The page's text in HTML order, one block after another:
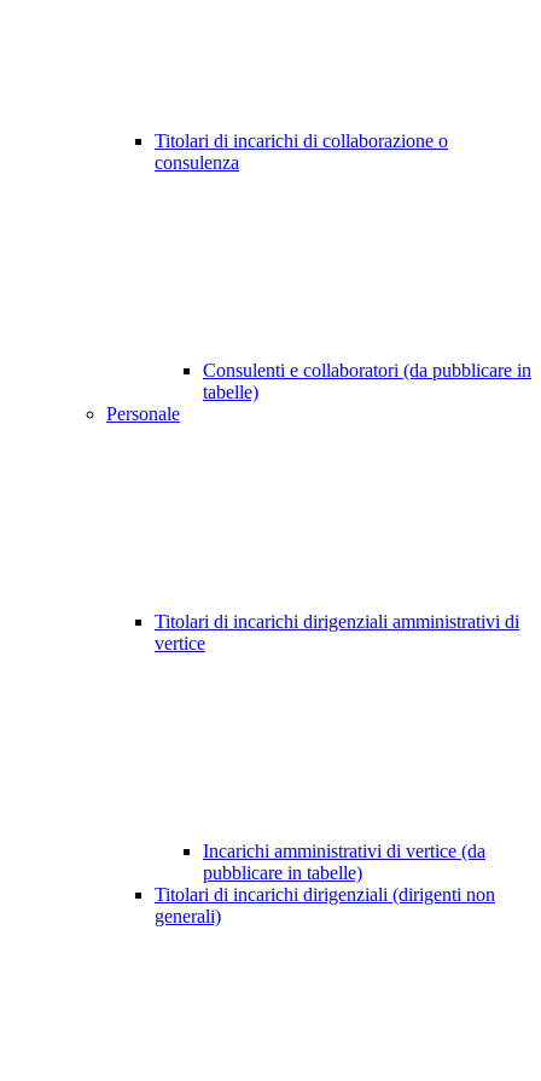
Titolari di incarichi di collaborazione o
consulenza
Consulenti e collaboratori (da pubblicare in
tabelle)
Personale
Titolari di incarichi dirigenziali amministrativi di
vertice
Incarichi amministrativi di vertice (da
pubblicare in tabelle)
Titolari di incarichi dirigenziali (dirigenti non
generali)